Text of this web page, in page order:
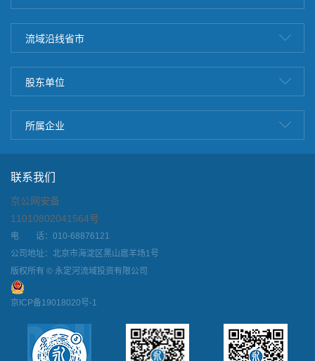
流域沿线省市
股东单位
所属企业
联系我们
京公网安备
11010802041564号
电 话：010-68876121
公司地址：北京市海淀区黑山扈羊场1号
版权所有 © 永定河流域投资有限公司
京ICP备19018020号-1